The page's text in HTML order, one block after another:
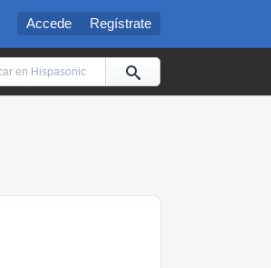
Accede Regístrate